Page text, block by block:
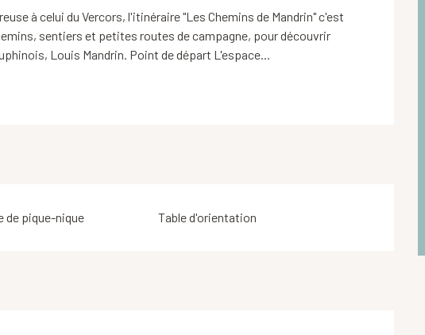
à celui du Vercors, l'itinéraire "Les Chemins de Mandrin" c'est
sentiers et petites routes de campagne, pour découvrir
Louis Mandrin. Point de départ L'espace...
de pique-nique Table d'orientation